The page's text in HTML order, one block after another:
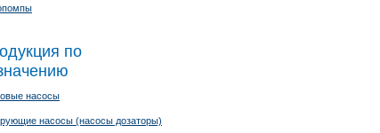
по
насосы
насосы (насосы дозаторы)